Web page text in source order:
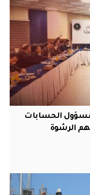
الحسابات
الرشوة